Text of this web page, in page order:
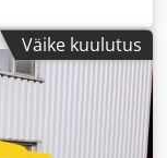
Väike kuulutus